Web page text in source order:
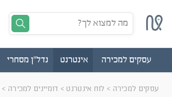
מה למצוא לך?
עסקים למכירה אינטרנט נדל"ן מסחרי
עסקים למכירה > לוח אינטרנט > דומיינים למכירה >